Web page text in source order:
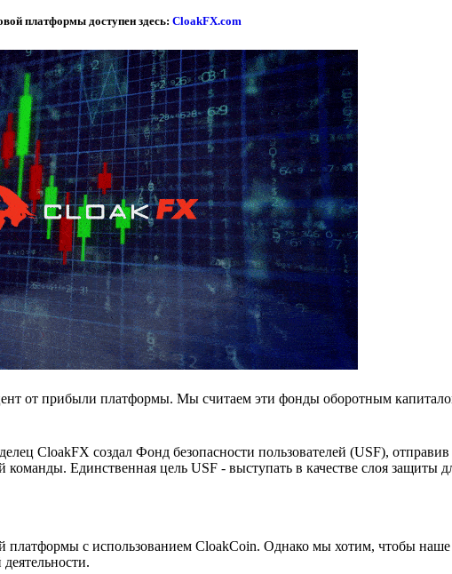
платформы доступен здесь: CloakFX.com
от прибыли платформы. Мы считаем эти фонды оборотным
CloakFX создал Фонд безопасности пользователей (USF),
Единственная цель USF - выступать в качестве слоя защиты
платформы с использованием CloakCoin. Однако мы хотим, чтобы наше